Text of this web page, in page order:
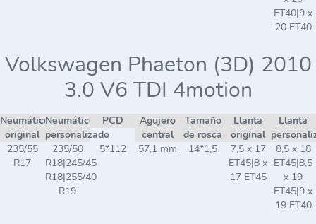
ET40|9 x
20 ET40
Volkswagen Phaeton (3D) 2010
3.0 V6 TDI 4motion
Neumático
original
Neumático
personalizado
PCD
Agujero
central
Tamaño
de rosca
Llanta
original
Llanta
235/55
R17
235/50
R18|245/45
R18|255/40
R19
5*112 57,1 mm 14*1,5
7,5 x 17
ET45|8 x
17 ET45
8,5 x 18
ET45|8,5
x 19
ET45|9 x
19 ET40